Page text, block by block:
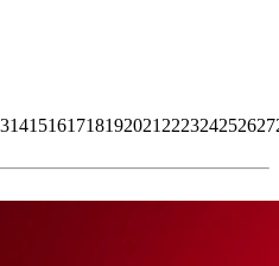
1415161718192021222324252627